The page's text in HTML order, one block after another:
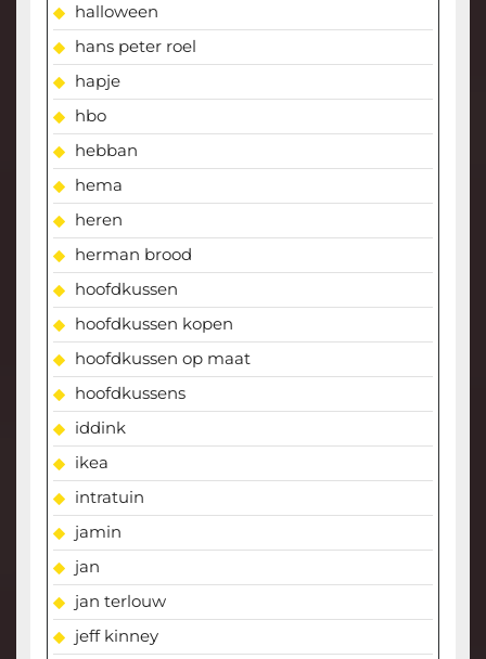
halloween
hans peter roel
hapje
hbo
hebban
hema
heren
herman brood
hoofdkussen
hoofdkussen kopen
hoofdkussen op maat
hoofdkussens
iddink
ikea
intratuin
jamin
jan
jan terlouw
jeff kinney